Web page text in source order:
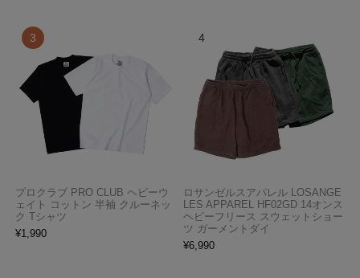
プロクラブ PRO CLUB ヘビーウ
ェイト コットン 半袖 クルーネッ
ク Tシャツ
¥1,990
ロサンゼルスアパレル LOSANGE
LES APPAREL HF02GD 14オンス
ヘビーフリース スウェットショー
ツ ガーメントダイ
¥6,990